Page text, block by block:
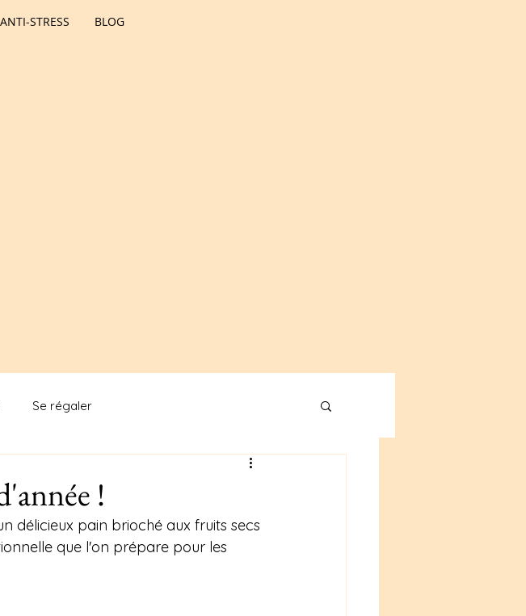
ANTI-STRESS BLOG
Se régaler
!
délicieux pain brioché aux fruits secs
que l'on prépare pour les